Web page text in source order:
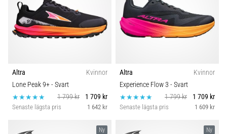
Altra
Kvinnor
Lone Peak 9+- Svart
1 799 kr
1 709 kr
Senaste lägsta pris 1 642 kr
Altra
Kvinnor
Experience Flow 3 - Svart
1 799 kr
1 709 kr
Senaste lägsta pris 1 609 kr
Ny Ny